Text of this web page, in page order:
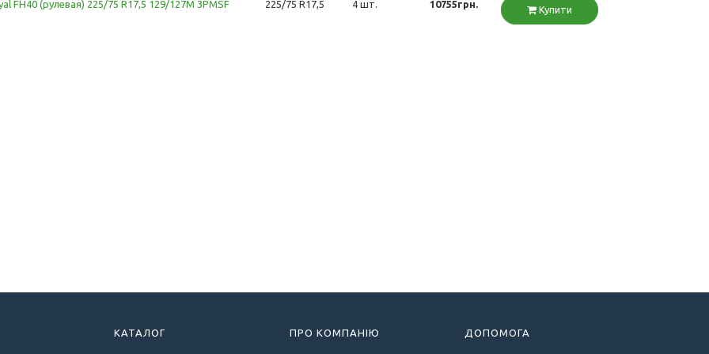
FH40 (рулевая) 225/75 R17,5 129/127M 3PMSF 225/75 R17,5 4 шт. 10755грн. Купити
КАТАЛОГ ПРО КОМПАНІЮ ДОПОМОГА